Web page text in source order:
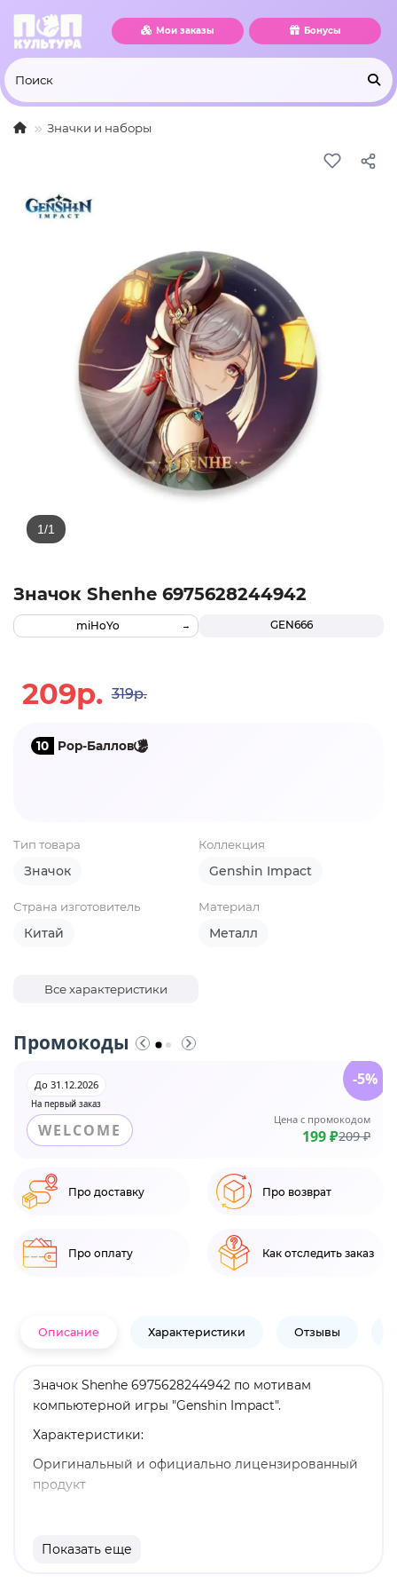
Мои заказы Бонусы
Значки и наборы
Значок Shenhe 6975628244942
GEN666
miHoYo
209р. 319р.
10 Pop-Баллов
Тип товара
Значок
Коллекция
Genshin Impact
Страна изготовитель
Китай
Материал
Металл
Все характеристики
Промокоды
На первый заказ
До 31.12.2026
WELCOME
Цена с промокодом
199 ₽209 ₽
-5%
Про доставку Про возврат
Про оплату Как отследить заказ
Описание Характеристики Отзывы
Значок Shenhe 6975628244942 по мотивам
компьютерной игры "Genshin Impact".
Характеристики:
Оригинальный и официально лицензированный
продукт
Шэнь Хэ - играбельный Крио персонаж в "Genshin
Показать еще